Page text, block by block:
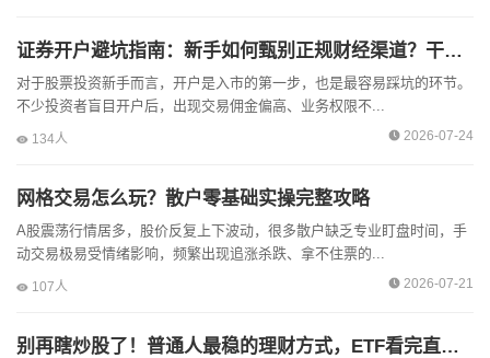
证券开户避坑指南：新手如何甄别正规财经渠道？干货总结
对于股票投资新手而言，开户是入市的第一步，也是最容易踩坑的环节。
不少投资者盲目开户后，出现交易佣金偏高、业务权限不...
134人 2026-07-24
网格交易怎么玩？散户零基础实操完整攻略
A股震荡行情居多，股价反复上下波动，很多散户缺乏专业盯盘时间，手
动交易极易受情绪影响，频繁出现追涨杀跌、拿不住票的...
107人 2026-07-21
别再瞎炒股了！普通人最稳的理财方式，ETF看完直接上手